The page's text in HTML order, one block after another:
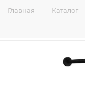
Главная — Каталог